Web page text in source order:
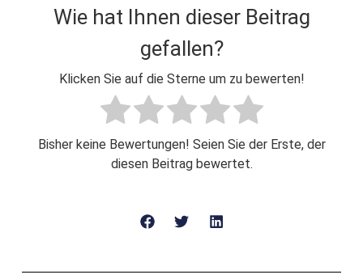
Wie hat Ihnen dieser Beitrag
gefallen?
Klicken Sie auf die Sterne um zu bewerten!
Bisher keine Bewertungen! Seien Sie der Erste, der
diesen Beitrag bewertet.